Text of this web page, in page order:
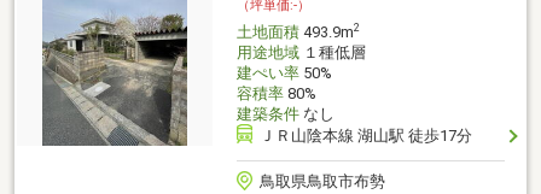
（坪単価:-）
土地面積493.9m2
用途地域１種低層
建ぺい率50%
容積率80%
建築条件なし
ＪＲ山陰本線 湖山駅 徒歩17分
鳥取県鳥取市布勢